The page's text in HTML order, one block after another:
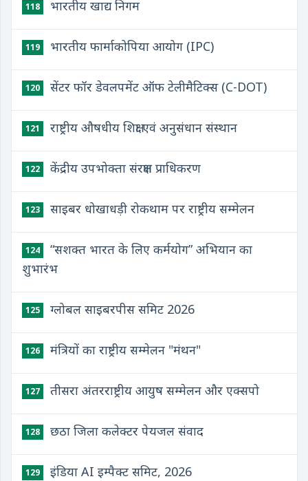
118 भारतीय खाद्य निगम
119 भारतीय फार्माकोपिया आयोग (IPC)
120 सेंटर फॉर डेवलपमेंट ऑफ टेलीमैटिक्स (C-DOT)
121 राष्ट्रीय औषधीय शिक्षा एवं अनुसंधान संस्थान
122 केंद्रीय उपभोक्ता संरक्षण प्राधिकरण
123 साइबर धोखाधड़ी रोकथाम पर राष्ट्रीय सम्मेलन
124
“सशक्त भारत के लिए कर्मयोग” अभियान का
शुभारंभ
125 ग्लोबल साइबरपीस समिट 2026
126 मंत्रियों का राष्ट्रीय सम्मेलन "मंथन"
127 तीसरा अंतरराष्ट्रीय आयुष सम्मेलन और एक्सपो
128 छठा जिला कलेक्टर पेयजल संवाद
129 इंडिया AI इम्पैक्ट समिट, 2026